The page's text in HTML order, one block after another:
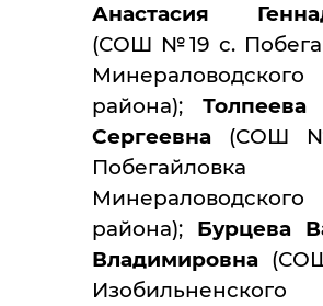
Анастасия
(СОШ №19 с.
Минераловодского
района);
Сергеевна (СОШ
Побегайловка
Минераловодского
района); Бурцева
Владимировна
Изобильненского